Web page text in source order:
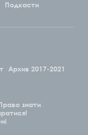
Подкасти
Архив 2017-2021
знати